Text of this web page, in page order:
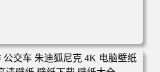
帝石昊 4K高清动漫壁纸 电脑桌面